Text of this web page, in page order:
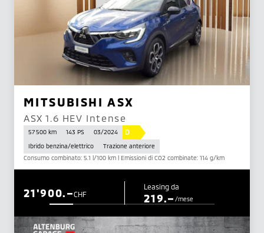
MITSUBISHI ASX
ASX 1.6 HEV Intense
57 500 km 143 PS 03/2024 D
Ibrido benzina/elettrico
Trazione anteriore
Consumo combinato: 5.1 l/100 km | Emissioni di CO2 combinate: 114 g/km
CHF
21'900.– Leasing da
219.–/mese